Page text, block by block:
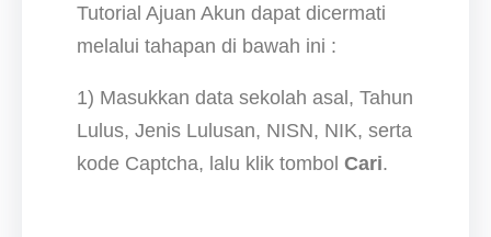
Tutorial Ajuan Akun dapat dicermati
melalui tahapan di bawah ini :
1) Masukkan data sekolah asal, Tahun
Lulus, Jenis Lulusan, NISN, NIK, serta
kode Captcha, lalu klik tombol Cari.